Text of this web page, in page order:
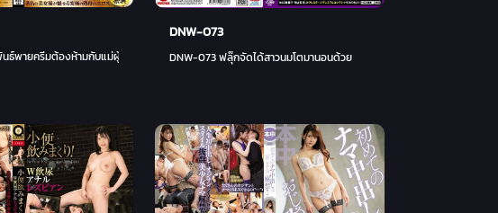
Yui Hatano - ยุย ฮาตาโนะ
นธ์พายครีมต้องห้ามกับแม่ผู้ใหญ่สวยโป๊ - ชินามิ ซาไก (อาโออิสีม่วง)
DNW-073
DNW-073 ฟลุ๊กจัดได้สาวนมโตมานอนด้วย